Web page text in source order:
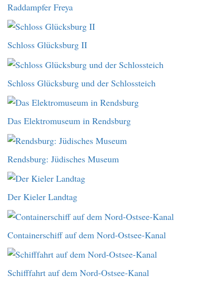
Raddampfer Freya
Schloss Glücksburg II
Schloss Glücksburg und der Schlossteich
Das Elektromuseum in Rendsburg
Rendsburg: Jüdisches Museum
Der Kieler Landtag
Containerschiff auf dem Nord-Ostsee-Kanal
Schifffahrt auf dem Nord-Ostsee-Kanal